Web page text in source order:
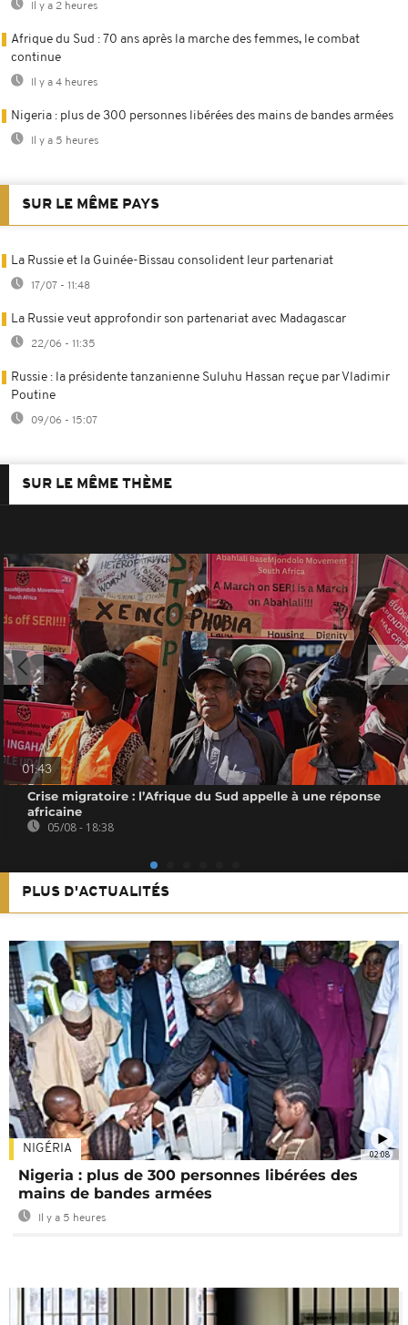
Il y a 2 heures
Afrique du Sud : 70 ans après la marche des femmes, le combat
continue
Il y a 4 heures
Nigeria : plus de 300 personnes libérées des mains de bandes armées
Il y a 5 heures
SUR LE MÊME PAYS
La Russie et la Guinée-Bissau consolident leur partenariat
17/07 - 11:48
La Russie veut approfondir son partenariat avec Madagascar
22/06 - 11:35
Russie : la présidente tanzanienne Suluhu Hassan reçue par Vladimir
Poutine
09/06 - 15:07
SUR LE MÊME THÈME
01:43
Crise migratoire : l’Afrique du Sud appelle à une réponse
africaine
05/08 - 18:38
PLUS D'ACTUALITÉS
02:08
NIGÉRIA
Nigeria : plus de 300 personnes libérées des
mains de bandes armées
Il y a 5 heures